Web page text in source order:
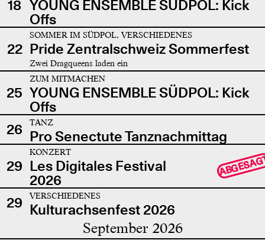
18 YOUNG ENSEMBLE SÜDPOL: Kick
Offs
22
SOMMER IM SÜDPOL, VERSCHIEDENES
Pride Zentralschweiz Sommerfest
Zwei Dragqueens laden ein
25
ZUM MITMACHEN
YOUNG ENSEMBLE SÜDPOL: Kick
Offs
26
TANZ
Pro Senectute Tanznachmittag
29
KONZERT
Les Digitales Festival
2026
29 VERSCHIEDENES
Kulturachsenfest 2026
September 2026